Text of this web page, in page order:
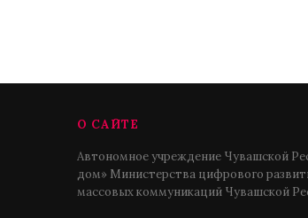
О САЙТЕ
Автономное учреждение Чувашской
дом» Министерства цифрового
массовых коммуникаций Чувашской